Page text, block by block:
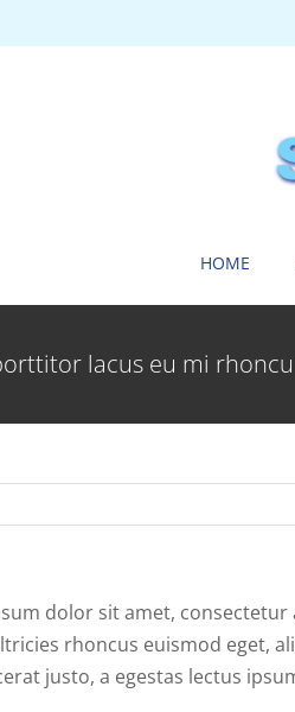
HOME
lacus eu mi
dolor sit amet,
rhoncus euismod eget,
justo, a egestas lectus